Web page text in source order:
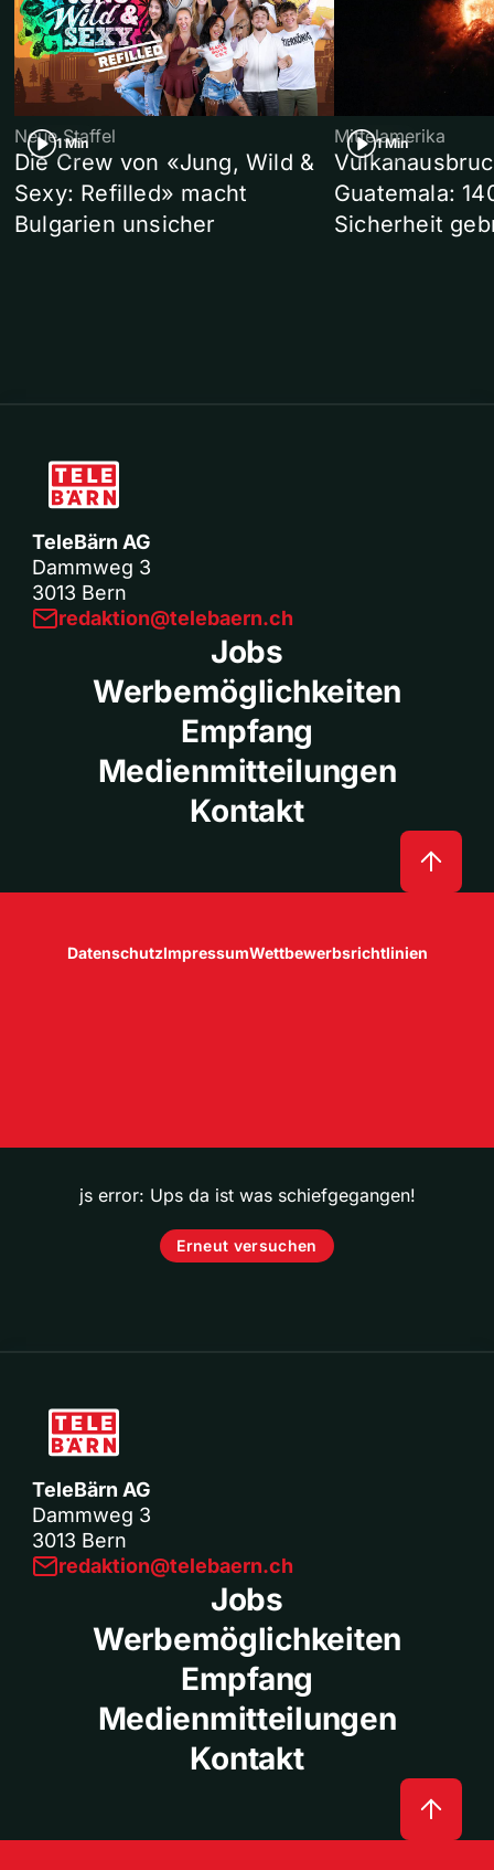
1 Min
Neue Staffel
Die Crew von «Jung, Wild &
Sexy: Refilled» macht
Bulgarien unsicher
1 Min
Mittelamerika
Guatemala:
Sicherheit
TeleBärn AG
Dammweg 3
3013 Bern
redaktion@telebaern.ch
Jobs
Werbemöglichkeiten
Empfang
Medienmitteilungen
Kontakt
DatenschutzImpressumWettbewerbsrichtlinien
js error: Ups da ist was schiefgegangen!
Erneut versuchen
TeleBärn AG
Dammweg 3
3013 Bern
redaktion@telebaern.ch
Jobs
Werbemöglichkeiten
Empfang
Medienmitteilungen
Kontakt